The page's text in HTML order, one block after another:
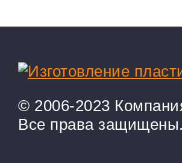
© 2006-2023
Все права защищены.